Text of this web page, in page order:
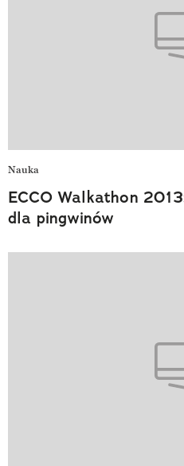
Nauka
ECCO Walkathon
dla pingwinów